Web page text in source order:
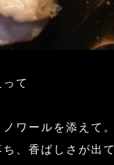
て
ワールを添えて。
、香ばしさが出て